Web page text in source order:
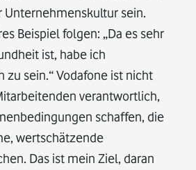
Unternehmenskultur sein.
Beispiel folgen: „Da es sehr
ist, habe ich
sein.“ Vodafone ist nicht
verantwortlich,
schaffen, die
wertschätzende
Das ist mein Ziel, daran